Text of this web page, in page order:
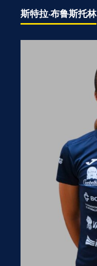
斯特拉·布鲁斯托林